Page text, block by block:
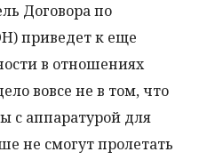
Договора по
приведет к еще
в отношениях
вовсе не в том, что
с аппаратурой для
не смогут пролетать